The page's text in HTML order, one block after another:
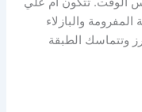
والبازلاء
وتتماسك الطبقة